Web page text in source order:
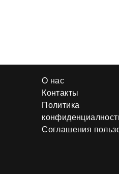
О нас
Контакты
Политика
Соглашения